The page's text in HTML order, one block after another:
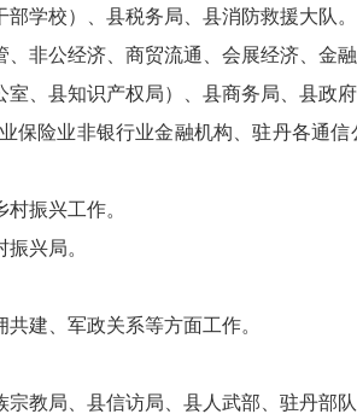
学校）、县税务局、县消防救援大队。
非公经济、商贸流通、会展经济 金
、县知识产权局）、县商务局、县政
险业非银行业金融机构、驻丹各通信
振兴工作。
兴局。
建、军政关系等方面工作。
教局、县信访局、县人武部、驻丹部队